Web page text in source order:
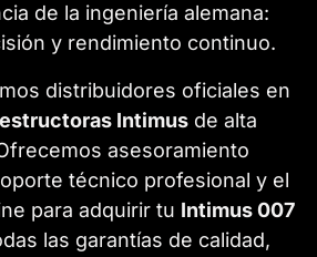
de la ingeniería alemana:
y rendimiento continuo.
distribuidores oficiales en
Intimusde alta
asesoramiento
técnico profesional y el
para adquirir tu Intimus 007
las garantías de calidad,